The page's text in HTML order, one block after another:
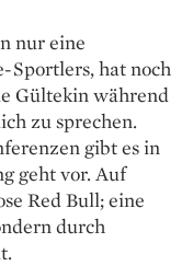
nur eine
Sportlers, hat noch
Gültekin während
zu sprechen.
gibt es in
geht vor. Auf
Red Bull; eine
durch